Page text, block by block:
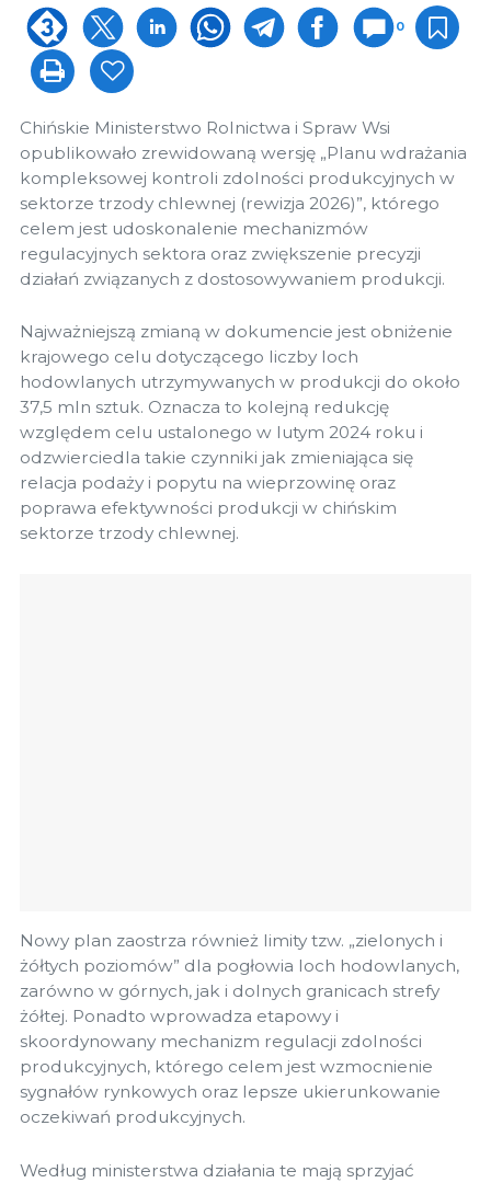
0
Chińskie Ministerstwo Rolnictwa i Spraw Wsi
opublikowało zrewidowaną wersję „Planu wdrażania
kompleksowej kontroli zdolności produkcyjnych w
sektorze trzody chlewnej (rewizja 2026)”, którego
celem jest udoskonalenie mechanizmów
regulacyjnych sektora oraz zwiększenie precyzji
działań związanych z dostosowywaniem produkcji.
Najważniejszą zmianą w dokumencie jest obniżenie
krajowego celu dotyczącego liczby loch
hodowlanych utrzymywanych w produkcji do około
37,5 mln sztuk. Oznacza to kolejną redukcję
względem celu ustalonego w lutym 2024 roku i
odzwierciedla takie czynniki jak zmieniająca się
relacja podaży i popytu na wieprzowinę oraz
poprawa efektywności produkcji w chińskim
sektorze trzody chlewnej.
Nowy plan zaostrza również limity tzw. „zielonych i
żółtych poziomów” dla pogłowia loch hodowlanych,
zarówno w górnych, jak i dolnych granicach strefy
żółtej. Ponadto wprowadza etapowy i
skoordynowany mechanizm regulacji zdolności
produkcyjnych, którego celem jest wzmocnienie
sygnałów rynkowych oraz lepsze ukierunkowanie
oczekiwań produkcyjnych.
Według ministerstwa działania te mają sprzyjać